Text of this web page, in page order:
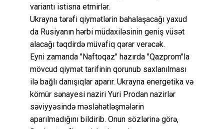
variantı istisna etmirlər.
Ukrayna tərəfi qiymətlərin bahalaşacağı yaxud
da Rusiyanın hərbi müdaxiləsinin geniş vüsət
alacağı təqdirdə müvafiq qərar verəcək.
Eyni zamanda "Naftoqaz" hazırda "Qazprom"la
mövcud qiymət tarifinin qorunub saxlanılması
ilə bağlı danışıqlar aparır. Ukrayna energetika və
kömür sənayesi naziri Yuri Prodan nazirlər
səviyyəsində məsləhətləşmələrin
aparılmadığını bildirib. Onun sözlərinə görə,